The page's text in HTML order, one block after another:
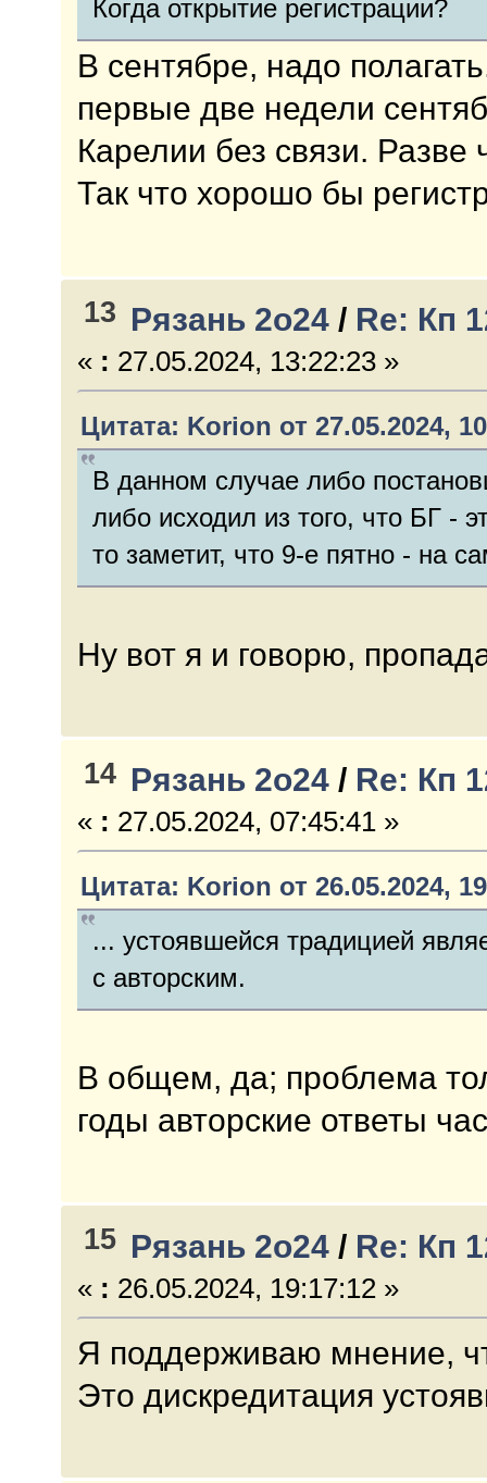
Когда открытие регистрации?
В сентябре, надо
первые две недели
Карелии без связи. Разве
Так что хорошо бы
13 Рязань 2о24 / Re: Кп
« : 27.05.2024, 13:22:23 »
Цитата: Korion от 27.05.2024,
В данном случае либо
либо исходил из того, что БГ -
то заметит, что 9-е пятно - на
Ну вот я и говорю,
14 Рязань 2о24 / Re: Кп
« : 27.05.2024, 07:45:41 »
Цитата: Korion от 26.05.2024,
... устоявшейся традицией
с авторским.
В общем, да; проблема
годы авторские ответы
15 Рязань 2о24 / Re: Кп
« : 26.05.2024, 19:17:12 »
Я поддерживаю мнение,
Это дискредитация